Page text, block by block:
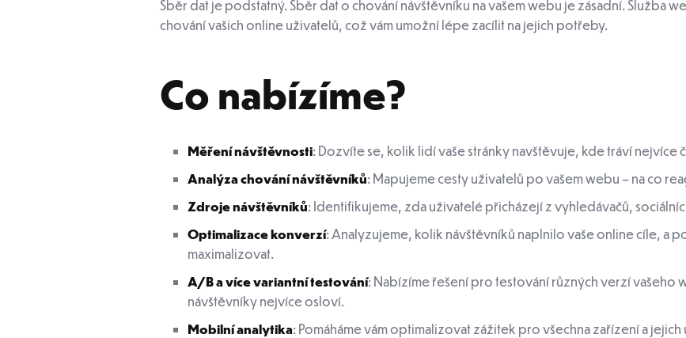
Sběr dat je podstatný. Sběr dat o chování návštěvníku na vašem webu je zásadní. Služba
chování vašich online uživatelů, což vám umožní lépe zacílit na jejich potřeby.
Co nabízíme?
Měření návštěvnosti: Dozvíte se, kolik lidí vaše stránky navštěvuje, kde tráví nejvíce
Analýza chování návštěvníků: Mapujeme cesty uživatelů po vašem webu – na co
Zdroje návštěvníků: Identifikujeme, zda uživatelé přicházejí z vyhledávačů,
Optimalizace konverzí: Analyzujeme, kolik návštěvníků naplnilo vaše online cíle, a
maximalizovat.
A/B a více variantní testování: Nabízíme řešení pro testování různých verzí vašeho
návštěvníky nejvíce osloví.
Mobilní analytika: Pomáháme vám optimalizovat zážitek pro všechna zařízení a jejich